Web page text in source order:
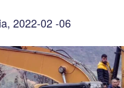
2022-02 -06